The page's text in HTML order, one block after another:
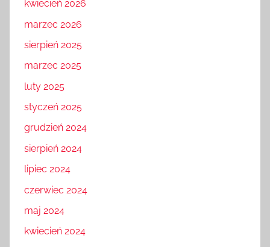
kwiecień 2026
marzec 2026
sierpień 2025
marzec 2025
luty 2025
styczeń 2025
grudzień 2024
sierpień 2024
lipiec 2024
czerwiec 2024
maj 2024
kwiecień 2024